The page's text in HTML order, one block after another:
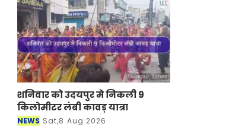
शनिवार को उदयपुर मे निकली 9
किलोमीटर लंबी कावड़ यात्रा
NEWS Sat,8 Aug 2026